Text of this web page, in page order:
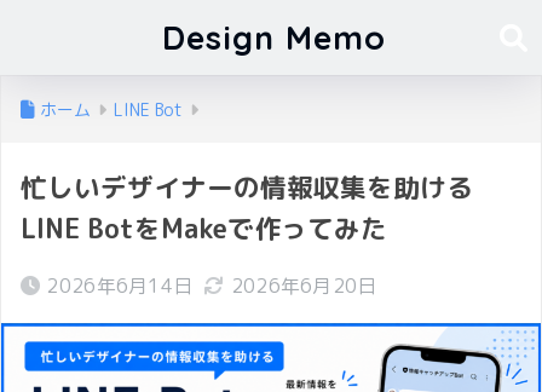
Design Memo
ホーム LINE Bot
忙しいデザイナーの情報収集を助ける
LINE BotをMakeで作ってみた
2026年6月14日 2026年6月20日